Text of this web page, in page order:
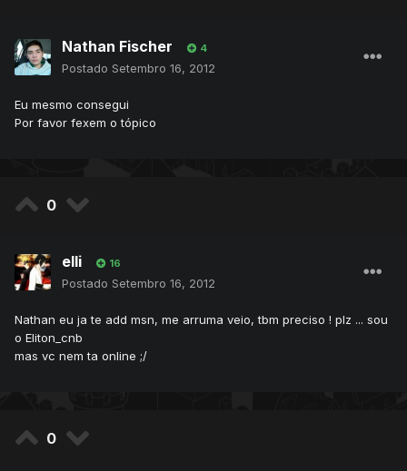
Nathan Fischer 4
Postado Setembro 16, 2012
Eu mesmo consegui
Por favor fexem o tópico
0
elli 16
Postado Setembro 16, 2012
Nathan eu ja te add msn, me arruma veio, tbm preciso ! plz ... sou
o Eliton_cnb
mas vc nem ta online ;/
0